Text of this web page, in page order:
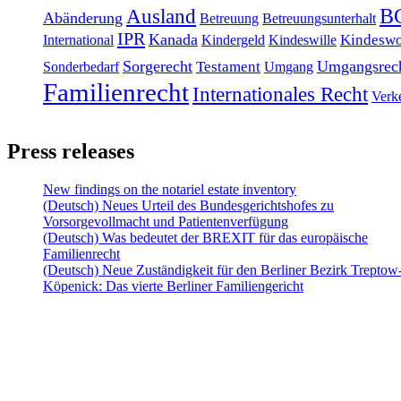
Abänderung Ausland Betreuung Betreuungsunterhalt
International IPR Kanada Kindergeld Kindeswille
Sonderbedarf Sorgerecht Testament Umgang
FamilienrechtInternationales Recht
Press releases
New findings on the notariel estate inventory
(Deutsch) Neues Urteil des Bundesgerichtshofes zu
Vorsorgevollmacht und Patientenverfügung
(Deutsch) Was bedeutet der BREXIT für das europäische
Familienrecht
(Deutsch) Neue Zuständigkeit für den Berliner Bezirk
Köpenick: Das vierte Berliner Familiengericht